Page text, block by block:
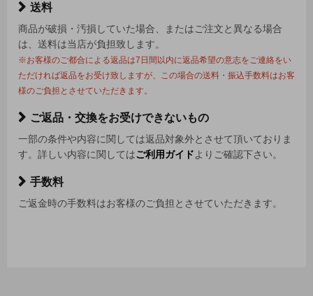
送料
商品が破損・汚損していた場合、またはご注文と異なる場合
は、送料は当店が負担致します。
※お客様のご都合による返品は7日間以内に返品希望の意志をご連絡をい
ただければ返品をお受け致しますが、この場合の送料・振込手数料はお客
様のご負担とさせていただきます。
ご返品・交換をお受けできないもの
一部の条件や内容に関しては返品対象外とさせて頂いておりま
す。詳しい内容に関してはご利用ガイドよりご確認下さい。
手数料
ご返金時の手数料はお客様のご負担とさせていただきます。